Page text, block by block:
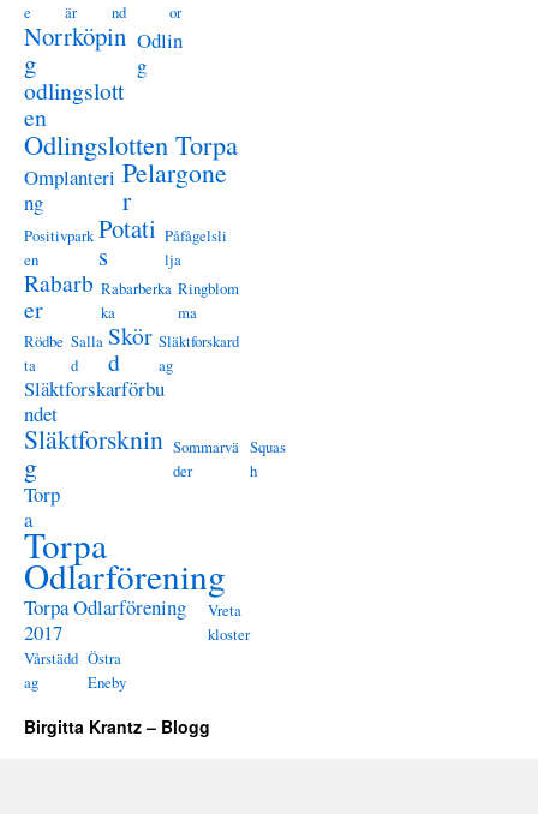
e
är
nd
or
Norrköpin
g
Odlin
g
odlingslott
en
Odlingslotten Torpa
Omplanteri
ng
Pelargone
r
Positivpark
en
Potati
s
Påfågelsli
lja
Rabarb
er
Rabarberka
ka
Ringblom
ma
Rödbe
ta
Salla
d
Skör
d
Släktforskard
ag
Släktforskarförbu
ndet
Släktforsknin
g
Sommarvä
der
Squas
h
Torp
a
Torpa
Odlarförening
Torpa Odlarförening
2017
Vreta
kloster
Vårstädd
ag
Östra
Eneby
Birgitta Krantz – Blogg